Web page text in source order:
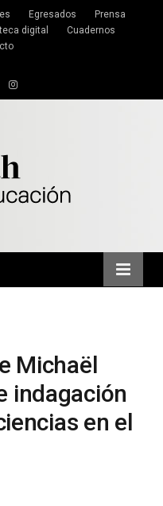
Egresados
Prensa
digital
Cuadernos
Instagram
Michaël
indagación
en el